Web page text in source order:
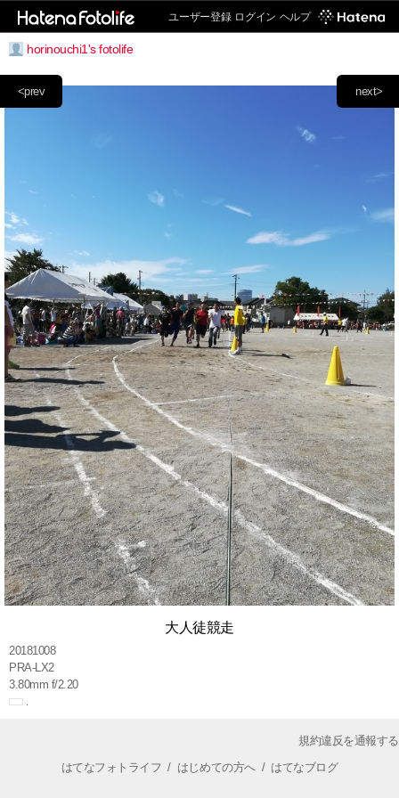
ユーザー登録 ログイン ヘルプ
horinouchi1's fotolife
next>
<prev
大人徒競走
20181008
PRA-LX2
3.80mm f/2.20
規約違反を通報する
はてなフォトライフ / はじめての方へ/ はてなブログ